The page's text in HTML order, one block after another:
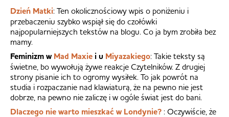
Dzień Matki: Ten okolicznościowy wpis o poniżeniu i
przebaczeniu szybko wspiął się do czołówki
najpopularniejszych tekstów na blogu. Co ja bym zrobiła bez
mamy.
Feminizm wMad Maxie i u Miyazakiego: Takie teksty są
świetne, bo wywołują żywe reakcje Czytelników. Z drugiej
strony pisanie ich to ogromy wysiłek. To jak powrót na
studia i rozpaczanie nad klawiaturą, że na pewno nie jest
dobrze, na pewno nie zaliczę i w ogóle świat jest do bani.
Dlaczego nie warto mieszkać w Londynie? : Oczywiście, że